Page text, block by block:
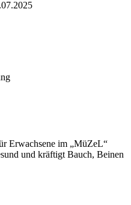
Erwachsene im „MüZeL“
und kräftigt Bauch, Beinen